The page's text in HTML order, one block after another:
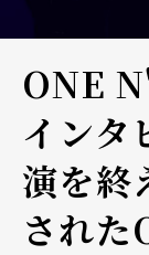
ONE
インタ
演を終
され